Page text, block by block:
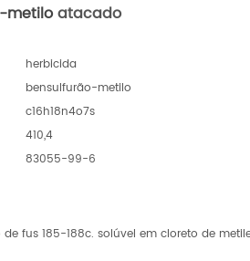
metiloatacado
herbicida
bensulfurão-metilo
c16h18n4o7s
410,4
83055-99-6
fus 185-188c. solúvel em cloreto de